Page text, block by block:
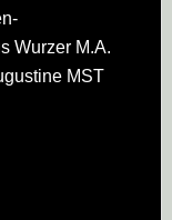
Wurzer M.A.
MST